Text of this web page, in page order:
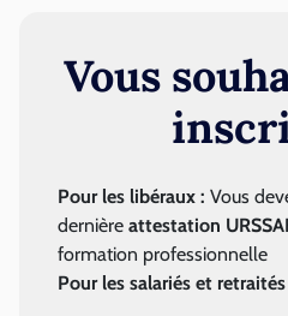
Vous
Pour les libéraux : Vous
dernière attestation
formation professionnelle
Pour les salariés et retraités